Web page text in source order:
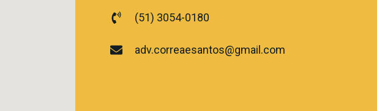
(51) 3054-0180
adv.correaesantos@gmail.com